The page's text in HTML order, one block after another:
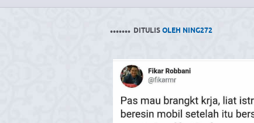
....... DITULISOLEH NING272